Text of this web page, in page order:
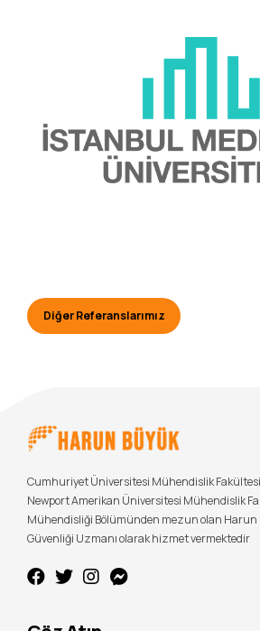
Cumhuriyet Üniversitesi Mühendislik Fakültesi
Newport Amerikan Üniversitesi Mühendislik
Mühendisliği Bölümünden mezun olan Harun
Güvenliği Uzmanı olarak hizmet vermektedir